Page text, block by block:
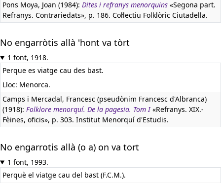
Pons Moya, Joan (1984): Dites i refranys menorquins «Segona part.
Refranys. Contrariedats», p. 186. Col·lectiu Folklòric Ciutadella.
No engarròtis allà 'hont va tòrt
1 font, 1918.
Perque es viatge cau des bast.
Lloc: Menorca.
Camps i Mercadal, Francesc (pseudònim Francesc d'Albranca)
(1918): Folklore menorquí. De la pagesia. Tom I«Refranys. XIX.-
Fèines, oficis», p. 303. Institut Menorquí d'Estudis.
No engarrotis allà (o a) on va tort
1 font, 1993.
Perquè el viatge cau del bast (F.C.M.).